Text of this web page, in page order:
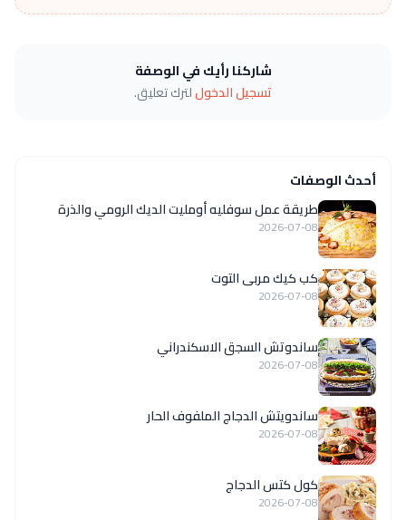
شاركنا رأيك في الوصفة
تسجيل الدخوللترك تعليق.
أحدث الوصفات
طريقة عمل سوفليه أومليت الديك الرومي والذرة
2026-07-08
كب كيك مربى التوت
2026-07-08
ساندوتش السجق الاسكندراني
2026-07-08
ساندويتش الدجاج الملفوف الحار
2026-07-08
كول كتس الدجاج
2026-07-08